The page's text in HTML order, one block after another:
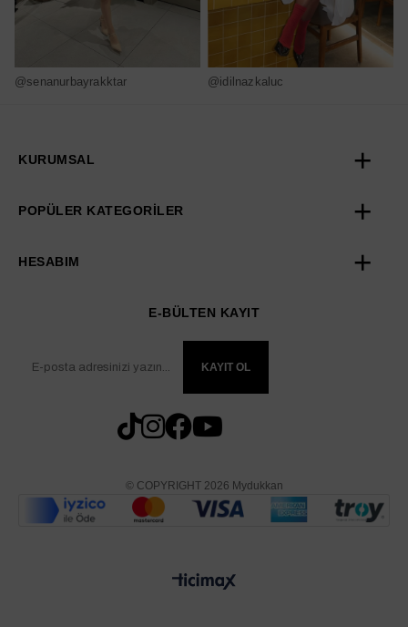
@senanurbayrakktar @idilnazkaluc
KURUMSAL
POPÜLER KATEGORİLER
HESABIM
E-BÜLTEN KAYIT
KAYIT OL
© COPYRIGHT 2026 Mydukkan